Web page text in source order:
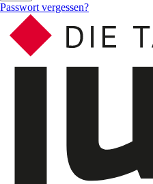
Passwort vergessen?